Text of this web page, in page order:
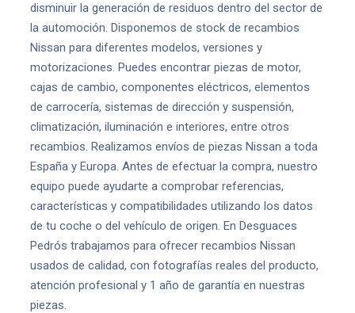
disminuir la generación de residuos dentro del sector de
la automoción. Disponemos de stock de recambios
Nissan para diferentes modelos, versiones y
motorizaciones. Puedes encontrar piezas de motor,
cajas de cambio, componentes eléctricos, elementos
de carrocería, sistemas de dirección y suspensión,
climatización, iluminación e interiores, entre otros
recambios. Realizamos envíos de piezas Nissan a toda
España y Europa. Antes de efectuar la compra, nuestro
equipo puede ayudarte a comprobar referencias,
características y compatibilidades utilizando los datos
de tu coche o del vehículo de origen. En Desguaces
Pedrós trabajamos para ofrecer recambios Nissan
usados de calidad, con fotografías reales del producto,
atención profesional y 1 año de garantía en nuestras
piezas.